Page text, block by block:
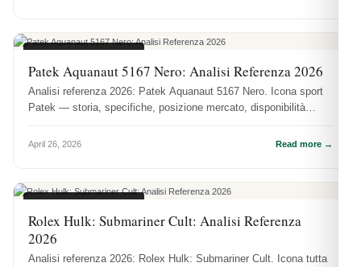
Patek Aquanaut 5167 Nero: Analisi Referenza 2026
Analisi referenza 2026: Patek Aquanaut 5167 Nero. Icona sport
Patek — storia, specifiche, posizione mercato, disponibilità
April 26, 2026 Read more →
Rolex Hulk: Submariner Cult: Analisi Referenza
2026
Analisi referenza 2026: Rolex Hulk: Submariner Cult. Icona tutta